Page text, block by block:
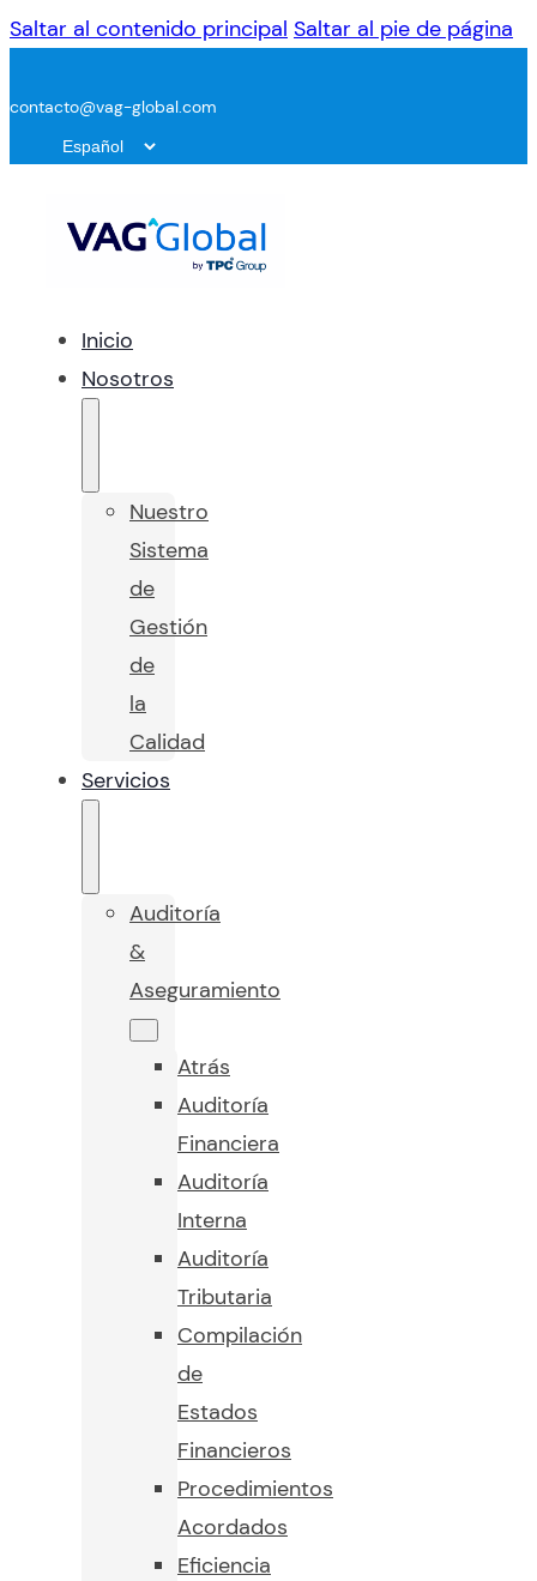
Saltar al contenido principal Saltar al pie de página
contacto@vag-global.com
Inicio
Nosotros
Nuestro
Sistema
de
Gestión
de
la
Calidad
Servicios
Auditoría
&
Aseguramiento
Atrás
Auditoría
Financiera
Auditoría
Interna
Auditoría
Tributaria
Compilación
de
Estados
Financieros
Procedimientos
Acordados
Eficiencia